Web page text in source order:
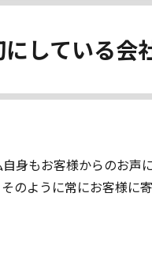
している会
身もお客様からのお声
のように常にお客様に